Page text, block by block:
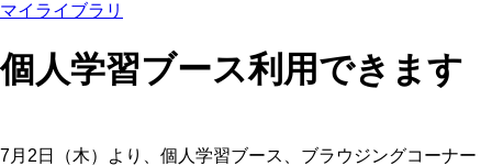
マイライブラリ
個人学習ブース利用できます
7月2日（木）より、個人学習ブース、ブラウジングコーナー